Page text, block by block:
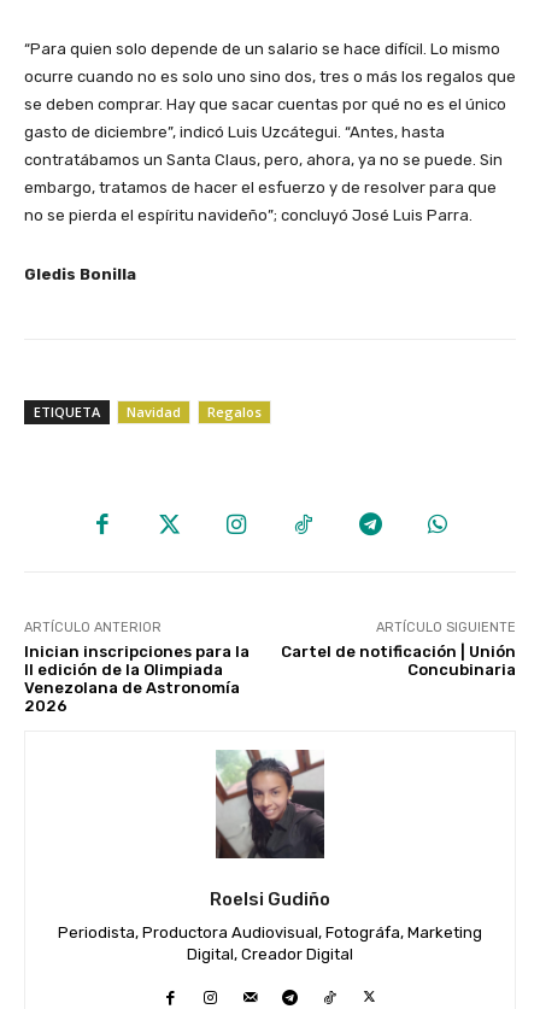
“Para quien solo depende de un salario se hace difícil. Lo mismo
ocurre cuando no es solo uno sino dos, tres o más los regalos que
se deben comprar. Hay que sacar cuentas por qué no es el único
gasto de diciembre”, indicó Luis Uzcátegui. “Antes, hasta
contratábamos un Santa Claus, pero, ahora, ya no se puede. Sin
embargo, tratamos de hacer el esfuerzo y de resolver para que
no se pierda el espíritu navideño”; concluyó José Luis Parra.
Gledis Bonilla
ETIQUETA Navidad Regalos
ARTÍCULO ANTERIOR
Inician inscripciones para la
II edición de la Olimpiada
Venezolana de Astronomía
2026
ARTÍCULO SIGUIENTE
Cartel de notificación | Unión
Concubinaria
Roelsi Gudiño
Periodista, Productora Audiovisual, Fotográfa, Marketing
Digital, Creador Digital